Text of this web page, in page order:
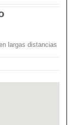
largas distancias